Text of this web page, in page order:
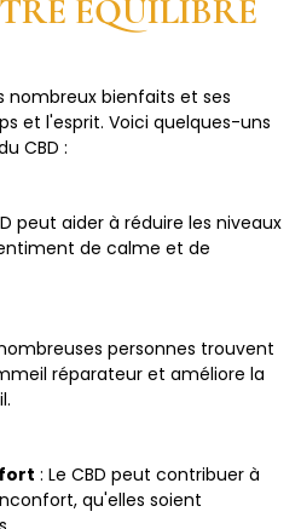
ÉQUILIBRE
nombreux bienfaits et ses
et l'esprit. Voici quelques-uns
CBD :
peut aider à réduire les niveaux
de calme et de
personnes trouvent
réparateur et améliore la
: Le CBD peut contribuer à
qu'elles soient